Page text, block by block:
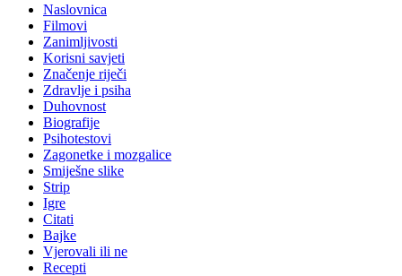
Naslovnica
Filmovi
Zanimljivosti
Korisni savjeti
Značenje riječi
Zdravlje i psiha
Duhovnost
Biografije
Psihotestovi
Zagonetke i mozgalice
Smiješne slike
Strip
Igre
Citati
Bajke
Vjerovali ili ne
Recepti